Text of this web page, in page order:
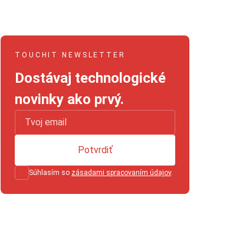
TOUCHIT NEWSLETTER
Dostávaj technologické
novinky ako prvý.
Súhlasím so zásadami spracovaním údajov.
Potvrdiť